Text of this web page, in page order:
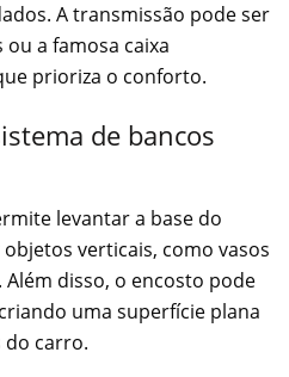
A transmissão pode ser
a famosa caixa
prioriza o conforto.
de bancos
levantar a base do
verticais, como vasos
disso, o encosto pode
uma superfície plana
do carro.